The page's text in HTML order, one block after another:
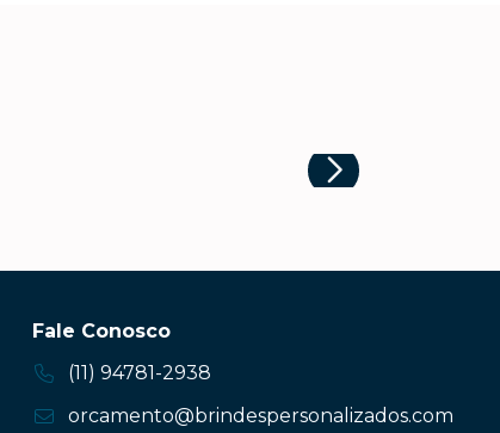
Fale Conosco
(11) 94781-2938
orcamento@brindespersonalizados.com